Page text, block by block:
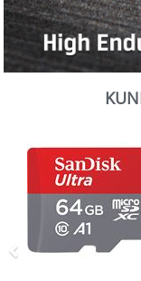
Zurück